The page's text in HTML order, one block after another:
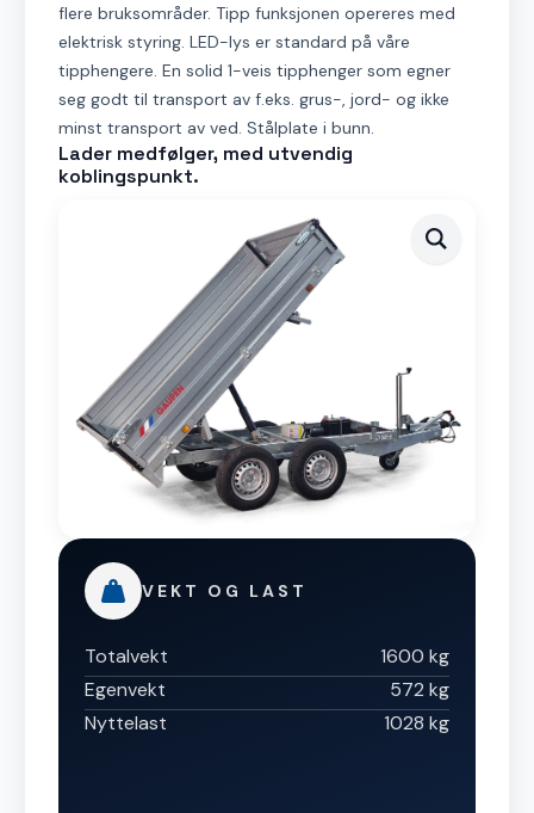
flere bruksområder. Tipp funksjonen opereres med
elektrisk styring. LED-lys er standard på våre
tipphengere. En solid 1-veis tipphenger som egner
seg godt til transport av f.eks. grus-, jord- og ikke
minst transport av ved. Stålplate i bunn.
Lader medfølger, med utvendig
koblingspunkt.
VEKT OG LAST
Totalvekt
1600 kg
Egenvekt
572 kg
Nyttelast
1028 kg